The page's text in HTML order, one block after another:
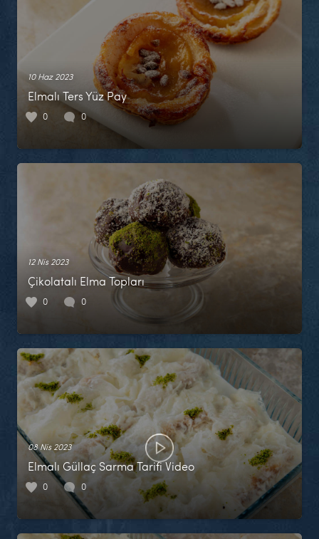
10 Haz 2023
Elmalı Ters Yüz Pay
0 0
12 Nis 2023
Çikolatalı Elma Topları
0 0
08 Nis 2023
Elmalı Güllaç Sarma Tarifi Video
0 0